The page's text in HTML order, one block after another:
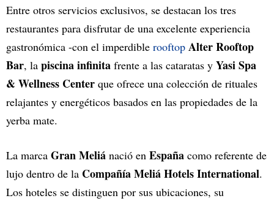
Entre otros servicios exclusivos, se destacan los tres
restaurantes para disfrutar de una excelente experiencia
gastronómica -con el imperdible rooftop Alter Rooftop
Bar, la piscina infinita frente a las cataratas y Yasi Spa
& Wellness Center que ofrece una colección de rituales
relajantes y energéticos basados en las propiedades de la
yerba mate.
La marca Gran Meliá nació en España como referente de
lujo dentro de la Compañía Meliá Hotels International.
Los hoteles se distinguen por sus ubicaciones, su